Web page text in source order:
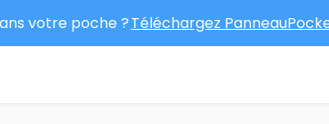
votre poche ?Téléchargez